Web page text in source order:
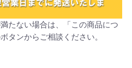
たない場合は、「この商品につ
タンからご相談ください。